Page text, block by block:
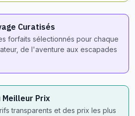
Curatisés
forfaits sélectionnés pour chaque
de l'aventure aux escapades
Meilleur Prix
transparents et des prix les plus